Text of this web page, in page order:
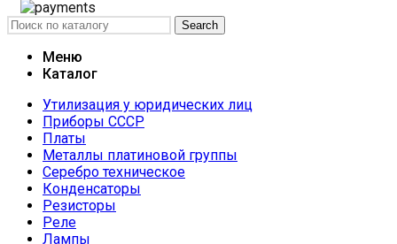
Search
Меню
Каталог
Утилизация у юридических лиц
Приборы СССР
Платы
Металлы платиновой группы
Серебро техническое
Конденсаторы
Резисторы
Реле
Лампы